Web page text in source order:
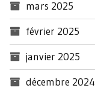
mars 2025
février 2025
janvier 2025
décembre 2024